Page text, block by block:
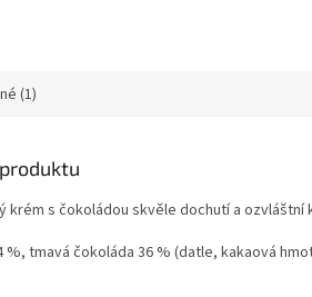
(1)
krém s čokoládou skvěle dochutí a ozvláštní
%, tmavá čokoláda 36 % (datle, kakaová